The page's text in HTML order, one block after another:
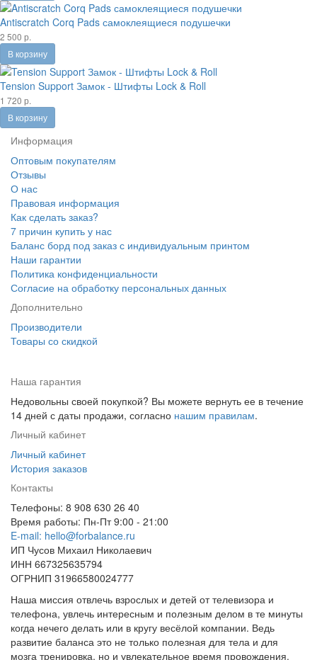
Antiscratch Corq Pads самоклеящиеся подушечки
2 500 р.
В корзину
Tension Support Замок - Штифты Lock & Roll
1 720 р.
В корзину
Информация
Оптовым покупателям
Отзывы
О нас
Правовая информация
Как сделать заказ?
7 причин купить у нас
Баланс борд под заказ с индивидуальным принтом
Наши гарантии
Политика конфиденциальности
Согласие на обработку персональных данных
Дополнительно
Производители
Товары со скидкой
Наша гарантия
Недовольны своей покупкой? Вы можете вернуть ее в течение
14 дней с даты продажи, согласно нашим правилам.
Личный кабинет
Личный кабинет
История заказов
Контакты
Телефоны: 8 908 630 26 40
Время работы: Пн-Пт 9:00 - 21:00
E-mail: hello@forbalance.ru
ИП Чусов Михаил Николаевич
ИНН 667325635794
ОГРНИП 31966580024777
Наша миссия отвлечь взрослых и детей от телевизора и
телефона, увлечь интересным и полезным делом в те минуты
когда нечего делать или в кругу весёлой компании. Ведь
развитие баланса это не только полезная для тела и для
мозга тренировка, но и увлекательное время провождения.